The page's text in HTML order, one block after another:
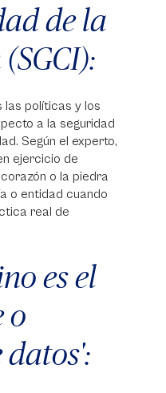
de la
las políticas y los
a la seguridad
Según el experto,
ejercicio de
o la piedra
o entidad cuando
real de
es el
o
datos':